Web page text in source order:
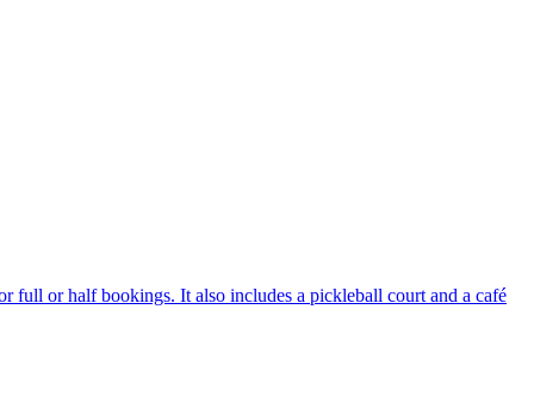
full or half bookings. It also includes a pickleball court and a café